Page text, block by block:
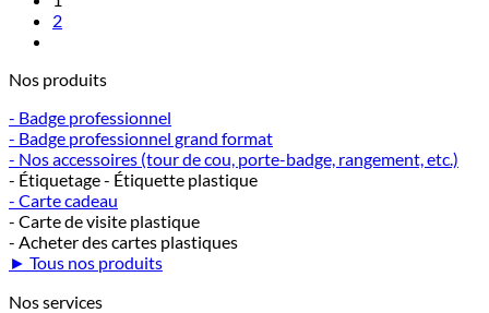
2
Nos produits
- Badge professionnel
- Badge professionnel grand format
- Nos accessoires (tour de cou, porte-badge, rangement, etc.)
- Étiquetage - Étiquette plastique
- Carte cadeau
- Carte de visite plastique
- Acheter des cartes plastiques
► Tous nos produits
Nos services